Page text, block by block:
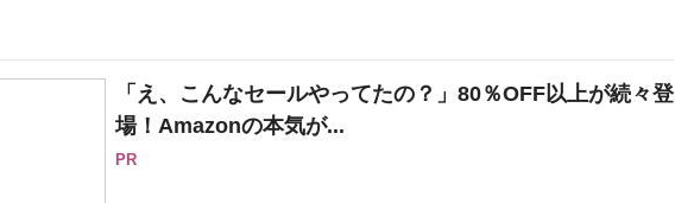
「え、こんなセールやってたの？」80％OFF以上が続々登
場！Amazonの本気が...
PR